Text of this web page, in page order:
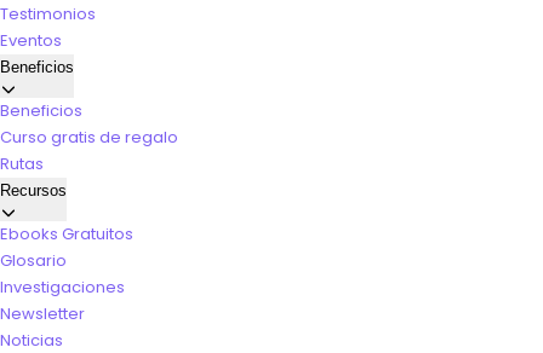
Testimonios
Eventos
Beneficios
Beneficios
Curso gratis de regalo
Rutas
Recursos
Ebooks Gratuitos
Glosario
Investigaciones
Newsletter
Noticias